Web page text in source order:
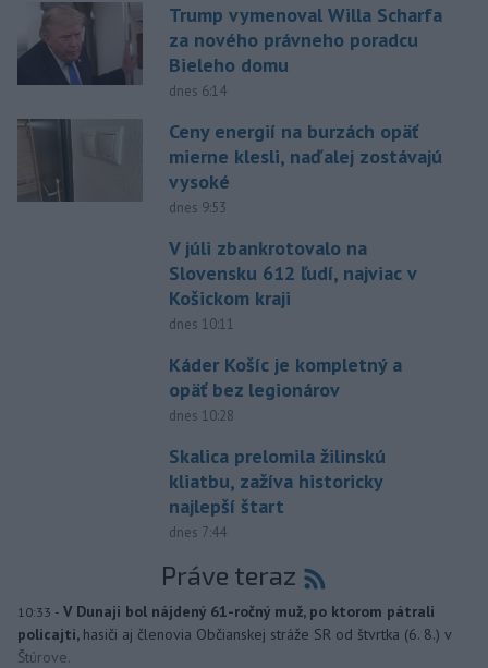
Trump vymenoval Willa Scharfa
za nového právneho poradcu
Bieleho domu
dnes 6:14
Ceny energií na burzách opäť
mierne klesli, naďalej zostávajú
vysoké
dnes 9:53
V júli zbankrotovalo na
Slovensku 612 ľudí, najviac v
Košickom kraji
dnes 10:11
Káder Košíc je kompletný a
opäť bez legionárov
dnes 10:28
Skalica prelomila žilinskú
kliatbu, zažíva historicky
najlepší štart
dnes 7:44
Práve teraz
10:33 - V Dunaji bol nájdený 61-ročný muž, po ktorom pátrali
policajti, hasiči aj členovia Občianskej stráže SR od štvrtka (6. 8.) v
Štúrove.